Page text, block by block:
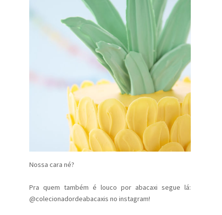
Nossa cara né?
Pra quem também é louco por abacaxi segue lá:
@colecionadordeabacaxis no instagram!